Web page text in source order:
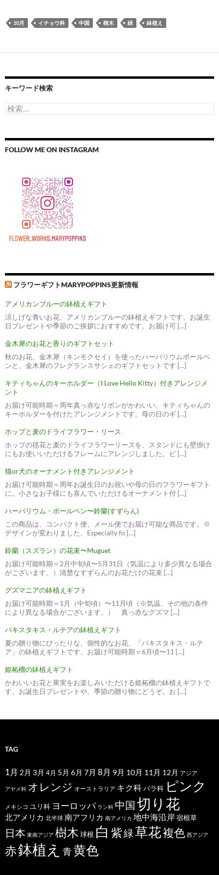
10月 イチョウ科 中国 樹木 緑 鉢植え
キーワード検索
検
索:
FOLLOW ME ON INSTAGRAM
フラワーギフトMARYPOPPINS更新情報
アメリカンブルーの鉢植えギフト
涼しげな青いお花、アメリカンブルーの鉢植えギフトです。お誕生
日プレゼントや季節のご挨拶におすすめです。お届け可 […]
金木犀のお花と香りのギフトセット
秋のお花、金木犀（キンモクセイ）を使ったハーバリウムボールペ
ンと、金木犀のフレグランスサシェのギフトセットです […]
キティちゃんのキーホルダー（I Love Hello Kitty）付きアレンジメ
ント
お届け可能時期＝周年真っ赤なリボンがかわいい、キティちゃんの
キーホルダーを付けたアレンジメントです。母の日のギ […]
ホップと麦のドライフラワー・リース
ホップの毬花と麦のドライフラワーリースを、スタンドにも壁掛け
にもお使いいただけるフレームにアレンジしました。ビ […]
猫or犬のオーナメント付きアレンジメント
お届け可能時期＝周年お誕生日のお祝いや母の日のフラワーギフト
に。小さなお子様にも喜んでいただけるオーナメント付 […]
ハーバリウム・ボールペン〜鈴蘭(すずらん)
この商品は、コンパクト便、メール便でお届け可能な商品です。※
デザインが変わりました。Especially fo […]
鈴蘭（スズラン）の花束〜Muguet
お届け可能時期＝2月中旬頃〜5月31日（気温により多少異なる場合
がございます。）清楚なすずらんのお花だけの花束 […]
グズマニアの鉢植えギフト
お届け可能時期＝1月（中旬頃）〜11月頃（※気温、その他の条件
により異なる場合がございます。） 真っ赤なグズマ […]
パキスタキス・ルテアの鉢植えギフト
夏の贈り物にぴったりな、個性的なお花、「パキスタキス・ルテ
ア」の鉢植えギフトです。お届け可能時期＝6月頃〜11 […]
姫柘榴の鉢植えギフト
かわいいお花と果実をお楽しみいただける姫柘榴の鉢植えギフトで
す。お誕生日プレゼントや、季節の贈り物にどうぞ。お […]
TAG
1月 2月 3月 4月 5月 6月 7月 8月 9月 10月 11月 12月 アジア
アヤメ科 オレンジ オーストラリア キク科バラ科 ピンク
メキシコ ユリ科 ヨーロッパ ラン科 中国切り花
北アメリカ 北半球 南アフリカ 南アメリカ 地中海沿岸 宿根草
日本 東南アジア 樹木 球根 白 紫緑草花複色 西アジア
赤鉢植え 青黄色